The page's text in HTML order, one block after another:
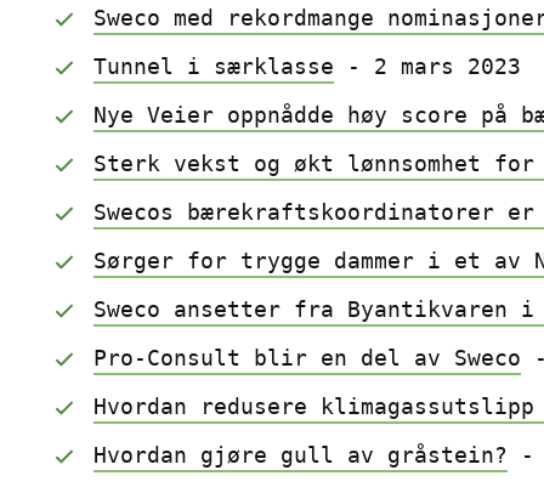
Sweco med rekordmange
Tunnel i særklasse - 2 mars 2023
Nye Veier oppnådde høy score
Sterk vekst og økt lønnsomhet for
Swecos bærekraftskoordinatorer
Sørger for trygge dammer i et av
Sweco ansetter fra Byantikvaren i
Pro-Consult blir en del av Sweco
Hvordan redusere
Hvordan gjøre gull av gråstein? -